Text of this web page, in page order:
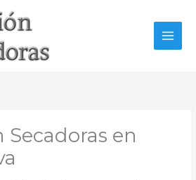
Secadoras en